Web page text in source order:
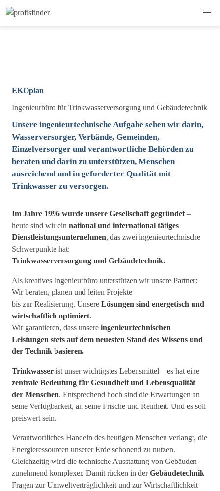
EKOplan
Ingenieurbüro für Trinkwasserversorgung und Gebäudetechnik
Unsere ingenieurtechnische Aufgabe sehen wir darin,
Wasserversorger, Verbände, Gemeinden,
Einzelversorger und verantwortliche Behörden zu
beraten und darin zu unterstützen, Menschen
ausreichend und in geforderter Qualität mit
Trinkwasser zu versorgen.
Im Jahre 1996 wurde unsere Gesellschaft gegründet –
heute sind wir ein national und international tätiges
Dienstleistungsunternehmen, das zwei ingenieurtechnische
Schwerpunkte hat:
Trinkwasserversorgung und Gebäudetechnik.
Als kreatives Ingenieurbüro unterstützen wir unsere Partner:
Wir beraten, planen und leiten Projekte
bis zur Realisierung. Unsere Lösungen sind energetisch und
wirtschaftlich optimiert.
Wir garantieren, dass unsere ingenieurtechnischen
Leistungen stets auf dem neuesten Stand des Wissens und
der Technik basieren.
Trinkwasser ist unser wichtigstes Lebensmittel – es hat eine
zentrale Bedeutung für Gesundheit und Lebensqualität
der Menschen. Entsprechend hoch sind die Erwartungen an
seine Verfügbarkeit, an seine Frische und Reinheit. Und es soll
preiswert sein.
Verantwortliches Handeln des heutigen Menschen verlangt, die
Energieressourcen unserer Erde schonend zu nutzen.
Gleichzeitig wird die technische Ausstattung von Gebäuden
zunehmend komplexer. Damit rücken in derGebäudetechnik
Fragen zur Umweltverträglichkeit und zur Wirtschaftlichkeit